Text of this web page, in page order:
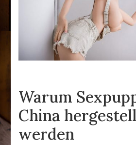
Warum
China
werden